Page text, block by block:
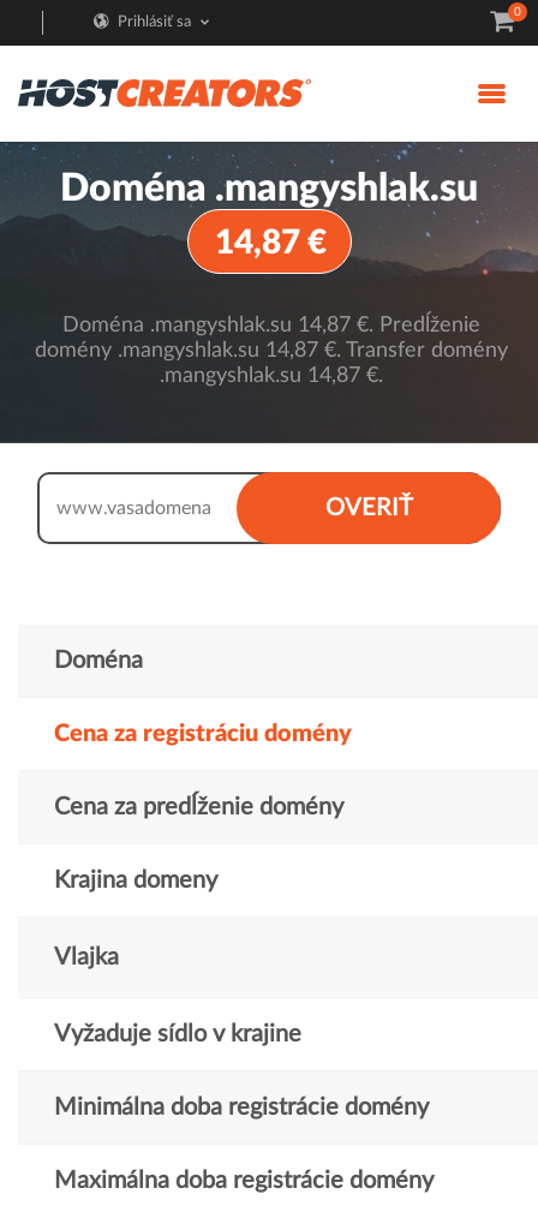
Prihlásiť sa
0
Doména .mangyshlak.su
14,87 €
Doména .mangyshlak.su 14,87 €. Predĺženie
domény .mangyshlak.su 14,87 €. Transfer domény
.mangyshlak.su 14,87 €.
OVERIŤ
www.
Doména
Cena za registráciu domény
Cena za predĺženie domény
Krajina domeny
Vlajka
Vyžaduje sídlo v krajine
Minimálna doba registrácie domény
Maximálna doba registrácie domény